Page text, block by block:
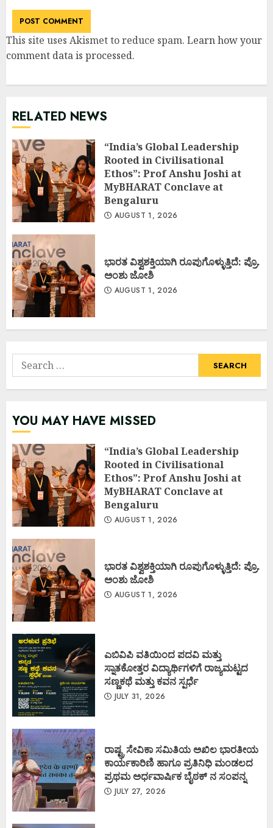
This site uses Akismet to reduce spam. Learn how your
comment data is processed.
RELATED NEWS
“India’s Global Leadership
Rooted in Civilisational
Ethos”: Prof Anshu Joshi at
MyBHARAT Conclave at
Bengaluru
AUGUST 1, 2026
ಭಾರತ ವಿಶ್ವಶಕ್ತಿಯಾಗಿ ರೂಪುಗೊಳ್ಳುತ್ತಿದೆ: ಪ್ರೊ.
ಅಂಶು ಜೋಶಿ
AUGUST 1, 2026
Search
for:
YOU MAY HAVE MISSED
“India’s Global Leadership
Rooted in Civilisational
Ethos”: Prof Anshu Joshi at
MyBHARAT Conclave at
Bengaluru
AUGUST 1, 2026
ಭಾರತ ವಿಶ್ವಶಕ್ತಿಯಾಗಿ ರೂಪುಗೊಳ್ಳುತ್ತಿದೆ: ಪ್ರೊ.
ಅಂಶು ಜೋಶಿ
AUGUST 1, 2026
ಎಬಿವಿಪಿ ವತಿಯಿಂದ ಪದವಿ ಮತ್ತು
ಸ್ನಾತಕೋತ್ತರ ವಿದ್ಯಾರ್ಥಿಗಳಿಗೆ ರಾಜ್ಯಮಟ್ಟದ
ಸಣ್ಣಕಥೆ ಮತ್ತು ಕವನ ಸ್ಪರ್ಧೆ
JULY 31, 2026
ರಾಷ್ಟ್ರ ಸೇವಿಕಾ ಸಮಿತಿಯ ಅಖಿಲ ಭಾರತೀಯ
ಕಾರ್ಯಕಾರಿಣಿ ಹಾಗೂ ಪ್ರತಿನಿಧಿ ಮಂಡಲದ
ಪ್ರಥಮ ಅರ್ಧವಾರ್ಷಿಕ ಬೈಠಕ್ ನ ಸಂಪನ್ನ
JULY 27, 2026